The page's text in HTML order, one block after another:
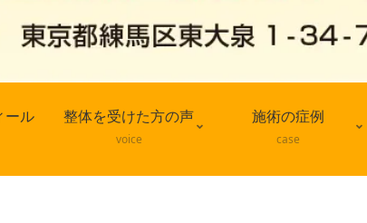
ール
整体を受けた方の声
voice
施術の症例
case